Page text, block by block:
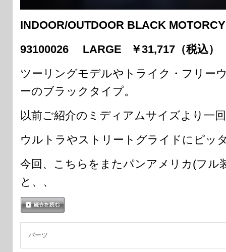
INDOOR/OUTDOOR BLACK
93100026 LARGE ￥31,717（税込）
ツーリングモデルやトライク・フリー
ーのブラックタイプ。
以前ご紹介のミディアムサイズより一
ウルトラやストリートグライドにピッ
今回、こちらをまたパンアメリカ(フル
と、、
パーツ